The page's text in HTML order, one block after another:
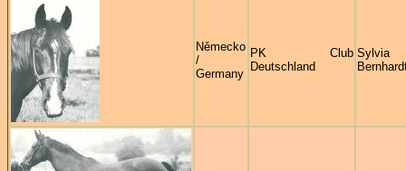
Německo
/
Germany
PK Club
Deutschland
Sylvia